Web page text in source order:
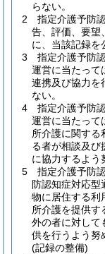
らない。
2
指定介護予防
告、評価、要望
に、当該記録を
3
指定介護予防
運営に当たって
連携及び協力を
ない。
4
指定介護予防
運営に当たって
所介護に関する
る者が相談及び
に協力するよう
5
指定介護予防
防認知症対応型
物に居住する利
所介護を提供す
外の者に対して
供を行うよう努
(記録の整備)